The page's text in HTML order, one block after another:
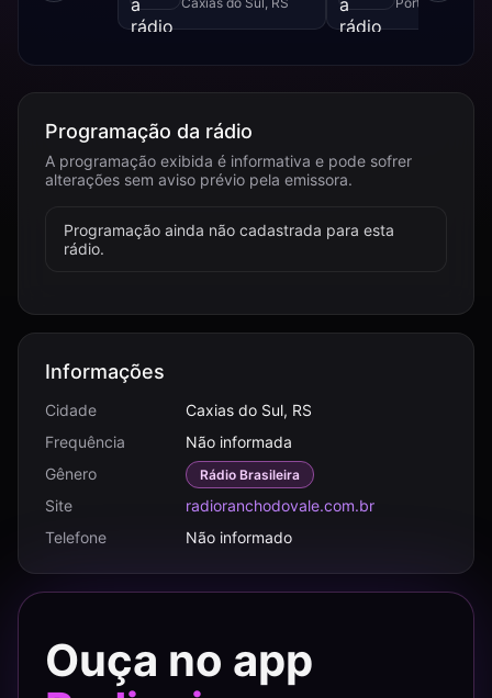
Programação da rádio
A programação exibida é informativa e pode sofrer
alterações sem aviso prévio pela emissora.
Programação ainda não cadastrada para esta
rádio.
Informações
Cidade
Caxias do Sul, RS
Frequência
Não informada
Gênero
Rádio Brasileira
Site
radioranchodovale.com.br
Telefone
Não informado
Ouça no app